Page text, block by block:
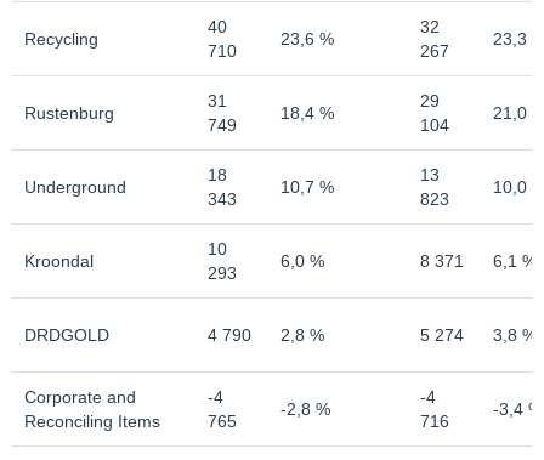
Recycling
40
710
23,6 %
32
267
23,3
Rustenburg
31
749
18,4 %
29
104
21,0
Underground
18
343
10,7 %
13
823
10,0
Kroondal
10
293
6,0 % 8 371 6,1 %
DRDGOLD 4 790 2,8 % 5 274 3,8 %
Corporate and
Reconciling Items
-4
765
-2,8 %
-4
716
-3,4 %